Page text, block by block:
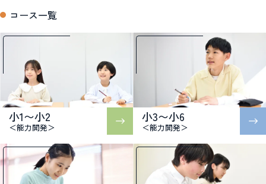
コース一覧
小1〜小2
＜能力開発＞
小3〜小6
＜能力開発＞